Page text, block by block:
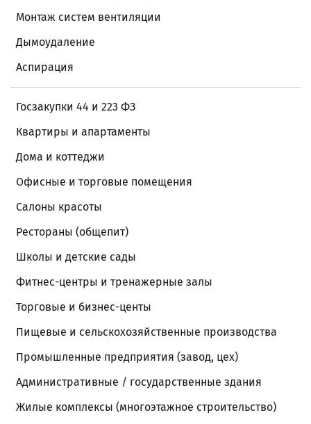
Монтаж систем вентиляции
Дымоудаление
Аспирация
Госзакупки 44 и 223 ФЗ
Квартиры и апартаменты
Дома и коттеджи
Офисные и торговые помещения
Салоны красоты
Рестораны (общепит)
Школы и детские сады
Фитнес-центры и тренажерные залы
Торговые и бизнес-центы
Пищевые и сельскохозяйственные производства
Промышленные предприятия (завод, цех)
Административные / государственные здания
Жилые комплексы (многоэтажное строительство)